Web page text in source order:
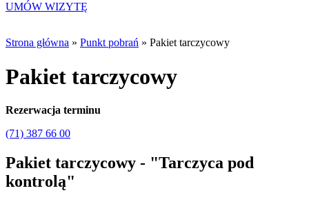
UMÓW WIZYTĘ
Strona główna » Punkt pobrań » Pakiet tarczycowy
Pakiet tarczycowy
Rezerwacja terminu
(71) 387 66 00
Pakiet tarczycowy - "Tarczyca pod
kontrolą"